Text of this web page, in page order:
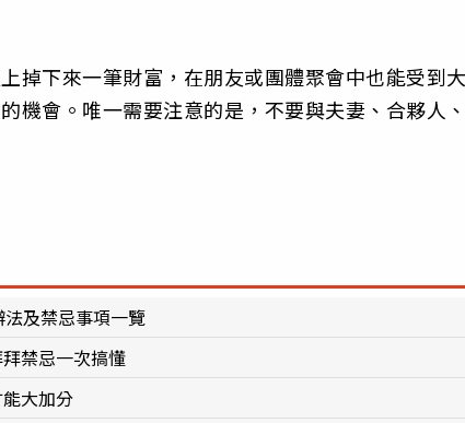
掉下來一筆財富，在朋友或團體聚會中也能受到
機會。唯一需要注意的是，不要與夫妻、合夥人
及禁忌事項一覽
禁忌一次搞懂
大加分